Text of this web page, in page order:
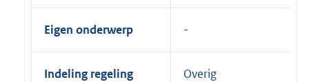
Eigen onderwerp
Indeling regeling Overig